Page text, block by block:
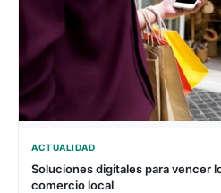
ACTUALIDAD
Soluciones digitales para vencer
comercio local